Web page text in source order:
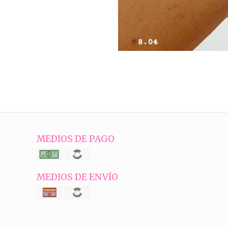
MEDIOS DE PAGO
MEDIOS DE ENVÍO